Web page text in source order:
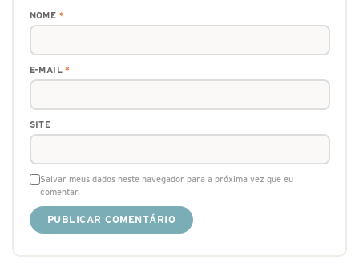
NOME *
E-MAIL*
SITE
Salvar meus dados neste navegador para a próxima vez que eu
comentar.